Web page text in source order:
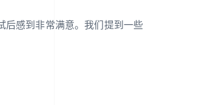
后感到非常满意。我们提到一些